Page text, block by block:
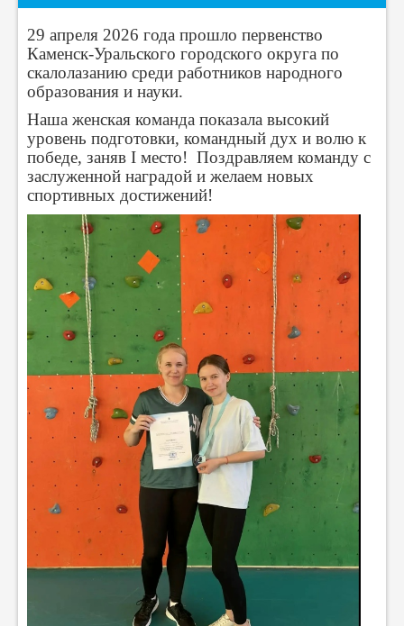
29 апреля 2026 года прошло первенство
Каменск‑Уральского городского округа по
скалолазанию среди работников народного
образования и науки.
Наша женская команда показала высокий
уровень подготовки, командный дух и волю к
победе, заняв I место! Поздравляем команду с
заслуженной наградой и желаем новых
спортивных достижений!